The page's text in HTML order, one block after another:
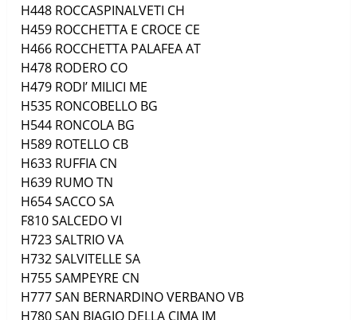
H448 ROCCASPINALVETI CH
H459 ROCCHETTA E CROCE CE
H466 ROCCHETTA PALAFEAAT
H478 RODERO CO
H479 RODI’ MILICI ME
H535 RONCOBELLO BG
H544 RONCOLA BG
H589 ROTELLO CB
H633 RUFFIA CN
H639 RUMOTN
H654SACCOSA
F810SALCEDOVI
H723SALTRIOVA
H732SALVITELLE SA
H755SAMPEYRE CN
H777SAN BERNARDINO VERBANOVB
H780SAN BIAGIO DELLA CIMA IM